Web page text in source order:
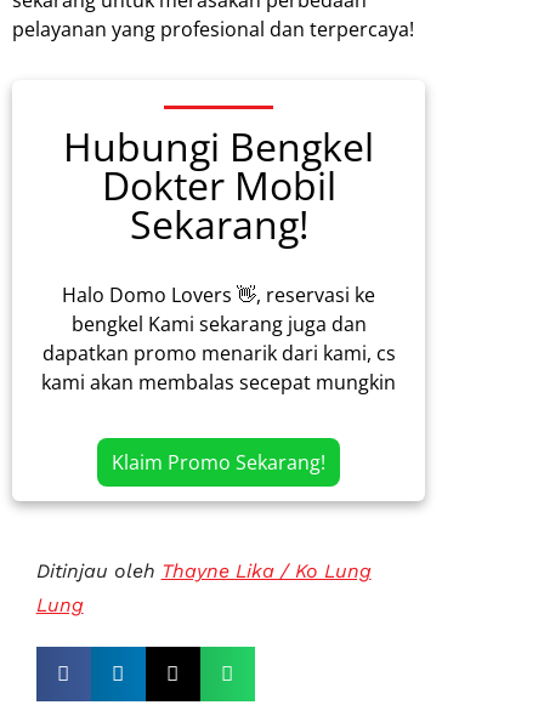
pelayanan yang profesional dan terpercaya!
Hubungi Bengkel
Dokter Mobil
Sekarang!
Halo Domo Lovers 👋, reservasi ke
bengkel Kami sekarang juga dan
dapatkan promo menarik dari kami, cs
kami akan membalas secepat mungkin
Klaim Promo Sekarang!
Ditinjau oleh Thayne Lika / Ko Lung
Lung